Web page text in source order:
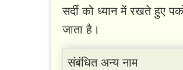
सर्दी को ध्यान में रखते हुए
जाता है।
संबंधित अन्य नाम